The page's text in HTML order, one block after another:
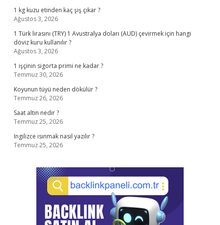
1 kg kuzu etinden kaç şiş çıkar ?
Ağustos 3, 2026
1 Türk lirasını (TRY) 1 Avustralya doları (AUD) çevirmek için hangi
döviz kuru kullanılır ?
Ağustos 3, 2026
1 işçinin sigorta primi ne kadar ?
Temmuz 30, 2026
Koyunun tüyü neden dökülür ?
Temmuz 26, 2026
Saat altın nedir ?
Temmuz 25, 2026
Ingilizce ısınmak nasıl yazılır ?
Temmuz 25, 2026